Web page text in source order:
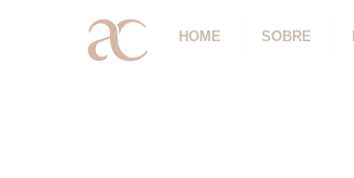
HOME SOBRE